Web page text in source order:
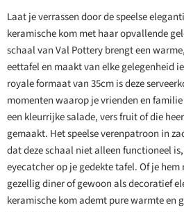
Laat je verrassen door de speelse
keramische kom met haar opvallende
schaal van Val Pottery brengt een
eettafel en maakt van elke gelegenheid
royale formaat van 35cm is deze
momenten waarop je vrienden en
een kleurrijke salade, vers fruit of die
gemaakt. Het speelse verenpatroon in
dat deze schaal niet alleen functioneel
eyecatcher op je gedekte tafel. Of je
gezellig diner of gewoon als decoratief
keramische kom ademt pure warmte en